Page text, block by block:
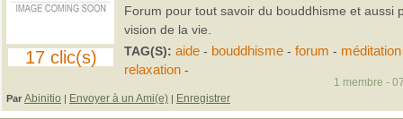
17 clic(s)
Forum pour tout savoir du bouddhisme et aussi
vision de la vie.
TAG(S): aide- bouddhisme- forum - méditation
relaxation-
Par Abinitio | Envoyer à un Ami(e) | Enregistrer
1 membre -